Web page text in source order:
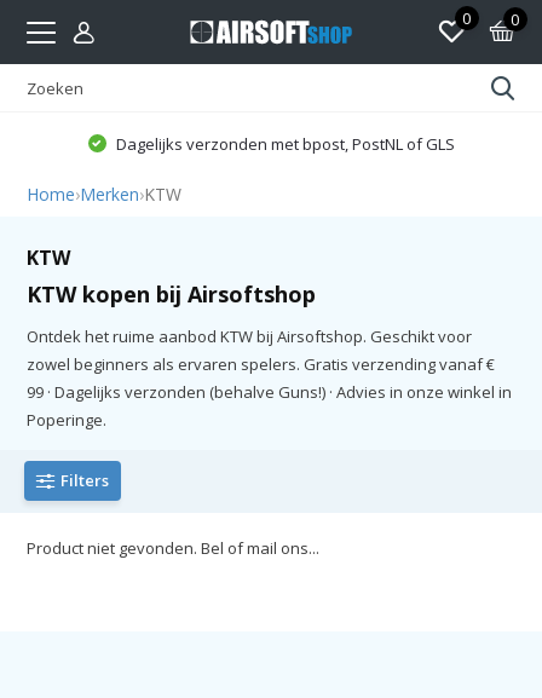
0 0
Dagelijks verzonden met bpost, PostNL of GLS
Home›Merken›KTW
KTW
KTW kopen bij Airsoftshop
Ontdek het ruime aanbod KTW bij Airsoftshop. Geschikt voor
zowel beginners als ervaren spelers. Gratis verzending vanaf €
99 · Dagelijks verzonden (behalve Guns!) · Advies in onze winkel in
Poperinge.
Filters
Product niet gevonden. Bel of mail ons...